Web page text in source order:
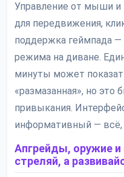
Управление от мыши и
для передвижения,
поддержка геймпада —
режима на диване.
минуты может
«размазанная», но это
привыкания.
информативный — всё,
Апгрейды, оружие и
стреляй, а